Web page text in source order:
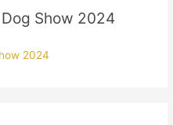
Show 2024